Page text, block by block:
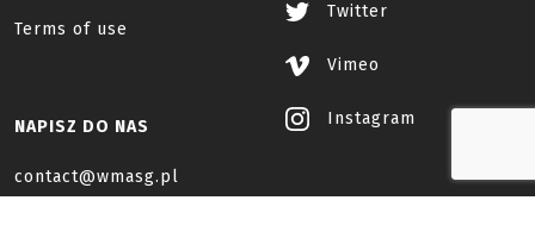
Terms of use
Twitter
Vimeo
Instagram
NAPISZ DO NAS
contact@wmasg.pl